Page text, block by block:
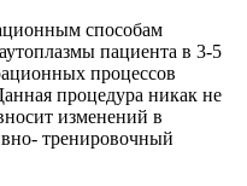
способам
пациента в 3-5
процессов
процедура никак не
изменений в
тренировочный